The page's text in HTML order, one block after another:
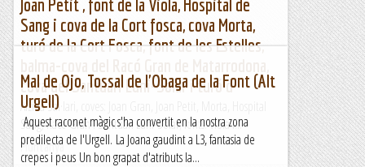
Joan Petit , font de la Viola, Hospital de
Sang i cova de la Cort fosca, cova Morta,
turó de la Cort Fosca, font de les Estelles,
cova del Santuari Luni-Solar i turó d
Alzina Sal·lari, coves: Joan Gran, Joan Petit, Morta, Hospital
Sang, Racó Gran i Santuari Luni-Solar; fonts: Viola i...
Muntanya
Mal de Ojo, Tossal de l'Obaga de la Font (Alt
Urgell)
Aquest raconet màgic s'ha convertit en la nostra zona
predilecta de l'Urgell. La Joana gaudint a L3, fantasia de
crepes i peus Un bon grapat d'atributs la...